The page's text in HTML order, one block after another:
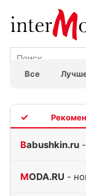
Все
Babushkin.ru
MODA.RU -